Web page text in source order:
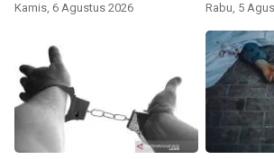
Kamis, 6 Agustus 2026 Rabu, 5